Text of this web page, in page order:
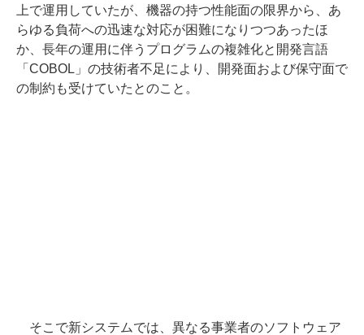
上で運用していたが、機器の持つ性能面の限界から、あ
らゆる負荷への迅速な対応が困難になりつつあったほ
か、長年の運用に伴うプログラムの複雑化と開発言語
「COBOL」の技術者不足により、開発面および保守面で
の制約も受けていたとのこと。
そこで新システムでは、異なる事業者のソフトウェア